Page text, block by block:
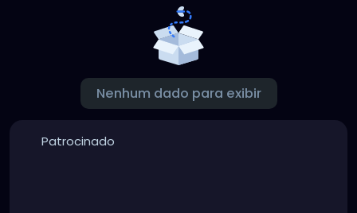
Nenhum dado para exibir
Patrocinado